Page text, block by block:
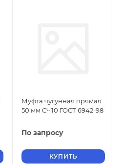
Муфта чугунная прямая
50 мм СЧ10 ГОСТ 6942-98
По запросу
КУПИТЬ